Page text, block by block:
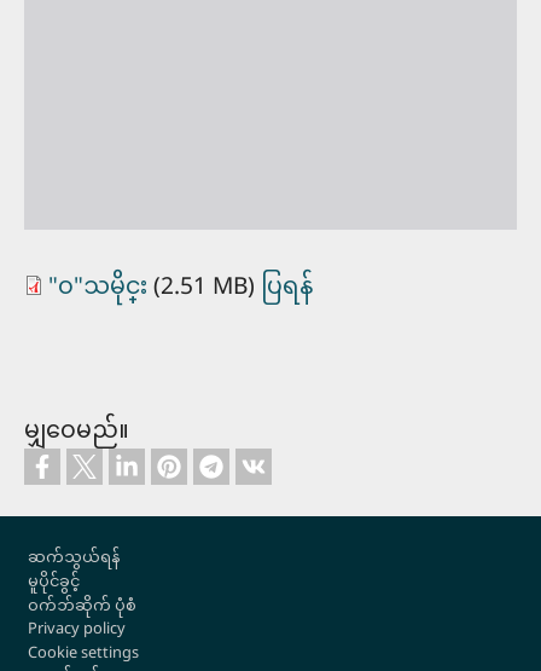
"ဝ"သမိုင္း (2.51 MB) ပြရန်
မျှဝေမည်။
Footer
ဆက်သွယ်ရန်
မူပိုင်ခွင့်
ဝက်ဘ်ဆိုက် ပုံစံ
Privacy policy
Cookie settings